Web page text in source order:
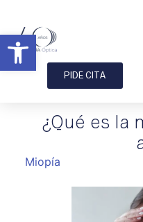
PIDE CITA
¿Qué es la
Miopía
Abrir barra de herramientas